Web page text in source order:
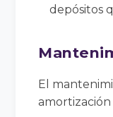
depósitos
El